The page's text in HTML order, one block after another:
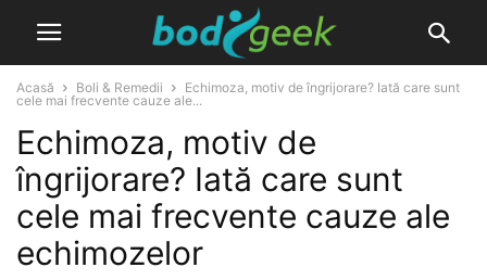
Acasă Boli & Remedii
Echimoza, motiv de îngrijorare? Iată care sunt
cele mai frecvente cauze ale...
Echimoza, motiv de
îngrijorare? Iată care sunt
cele mai frecvente cauze ale
echimozelor